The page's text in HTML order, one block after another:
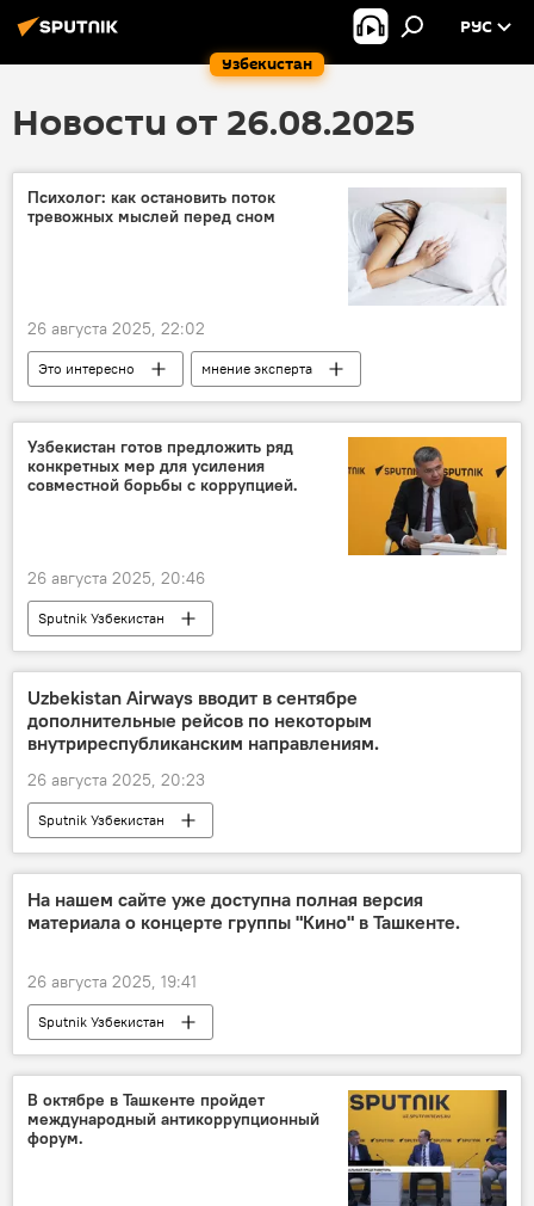
Узбекистан
РУС
Новости от 26.08.2025
Психолог: как остановить поток
тревожных мыслей перед сном
26 августа 2025, 22:02
Это интересно
мнение эксперта
психология
сон здоровье
Узбекистан готов предложить ряд
конкретных мер для усиления
совместной борьбы с коррупцией.
26 августа 2025, 20:46
Sputnik Узбекистан
Uzbekistan Airways вводит в сентябре
дополнительные рейсов по некоторым
внутриреспубликанским направлениям.
26 августа 2025, 20:23
Sputnik Узбекистан
На нашем сайте уже доступна полная версия
материала о концерте группы "Кино" в Ташкенте.
26 августа 2025, 19:41
Sputnik Узбекистан
В октябре в Ташкенте пройдет
международный антикоррупционный
форум.